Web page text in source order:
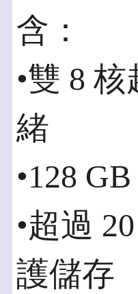
含：
•雙 8
緒
•128
•超過
護儲存